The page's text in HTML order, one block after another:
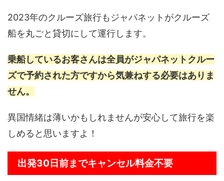
2023年のクルーズ旅行もジャパネットがクルーズ
船を丸ごと貸切にして運行します。
乗船しているお客さんは全員がジャパネットクルー
ズで予約された方ですから気兼ねする必要はありま
せん。
異国情緒は薄いかもしれませんが安心して旅行を楽
しめると思いますよ！
出発30日前までキャンセル料金不要